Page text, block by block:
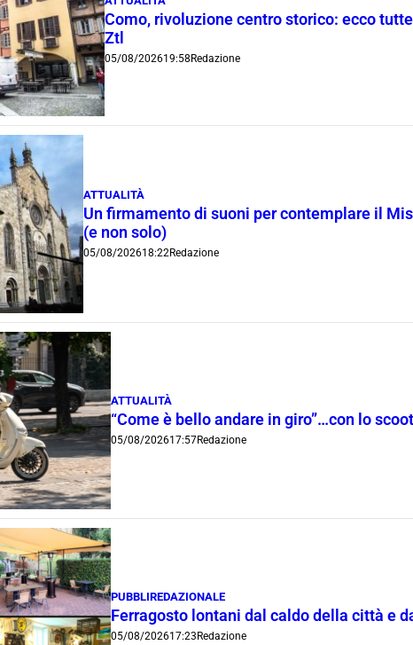
Como, rivoluzione centro storico: ecco
Ztl
05/08/202619:58Redazione
ATTUALITÀ
Un firmamento di suoni per contemplare il
(e non solo)
05/08/202618:22Redazione
ATTUALITÀ
“Come è bello andare in giro”…con lo
05/08/202617:57Redazione
PUBBLIREDAZIONALE
Ferragosto lontani dal caldo della città e
05/08/202617:23 Redazione